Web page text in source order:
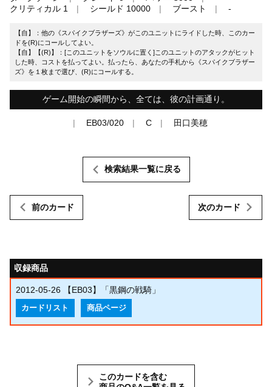
クリティカル 1
シールド 10000 ブースト -
【自】：他の《スパイクブラザーズ》がこのユニットにライドした時、このカー
ドを(R)にコールしてよい。
【自】【(R)】：[このユニットをソウルに置く]このユニットのアタックがヒット
した時、コストを払ってよい。払ったら、あなたの手札から《スパイクブラザー
ズ》を１枚まで選び、(R)にコールする。
ゲーム開始の瞬間から、全ては、彼の計画通り。
EB03/020 C 田口美穂
前のカード
検索結果一覧に戻る
次のカード
収録商品
2012-05-26 【EB03】「黒鋼の戦騎」
カードリスト 商品ページ
このカードを含む